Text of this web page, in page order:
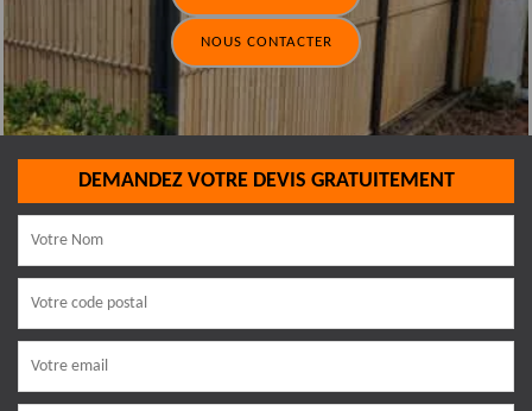
NOUS CONTACTER
DEMANDEZ VOTRE DEVIS GRATUITEMENT